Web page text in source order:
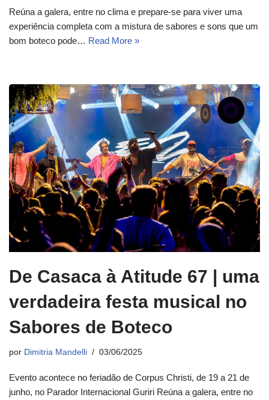
Reúna a galera, entre no clima e prepare-se para viver uma
experiência completa com a mistura de sabores e sons que um
bom boteco pode… Read More »
De Casaca à Atitude 67 | uma
verdadeira festa musical no
Sabores de Boteco
por Dimitria Mandelli 03/06/2025
Evento acontece no feriadão de Corpus Christi, de 19 a 21 de
junho, no Parador Internacional Guriri Reúna a galera, entre no